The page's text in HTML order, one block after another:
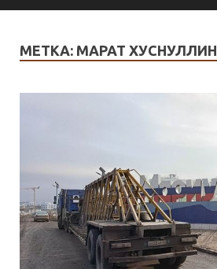
МЕТКА: МАРАТ ХУСНУЛЛИН